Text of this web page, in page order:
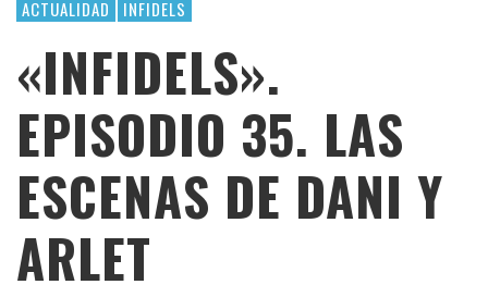
ACTUALIDAD INFIDELS
«INFIDELS».
EPISODIO 35. LAS
ESCENAS DE DANI Y
ARLET